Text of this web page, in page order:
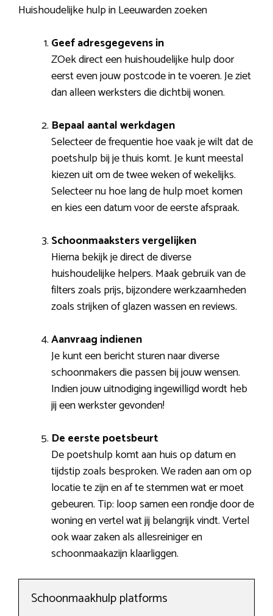
Huishoudelijke hulp in Leeuwarden zoeken
Geef adresgegevens in
ZOek direct een huishoudelijke hulp door
eerst even jouw postcode in te voeren. Je ziet
dan alleen werksters die dichtbij wonen.
Bepaal aantal werkdagen
Selecteer de frequentie hoe vaak je wilt dat de
poetshulp bij je thuis komt. Je kunt meestal
kiezen uit om de twee weken of wekelijks.
Selecteer nu hoe lang de hulp moet komen
en kies een datum voor de eerste afspraak.
Schoonmaaksters vergelijken
Hierna bekijk je direct de diverse
huishoudelijke helpers. Maak gebruik van de
filters zoals prijs, bijzondere werkzaamheden
zoals strijken of glazen wassen en reviews.
Aanvraag indienen
Je kunt een bericht sturen naar diverse
schoonmakers die passen bij jouw wensen.
Indien jouw uitnodiging ingewilligd wordt heb
jij een werkster gevonden!
De eerste poetsbeurt
De poetshulp komt aan huis op datum en
tijdstip zoals besproken. We raden aan om op
locatie te zijn en af te stemmen wat er moet
gebeuren. Tip: loop samen een rondje door de
woning en vertel wat jij belangrijk vindt. Vertel
ook waar zaken als allesreiniger en
schoonmaakazijn klaarliggen.
Schoonmaakhulp platforms